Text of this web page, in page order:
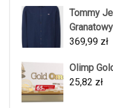
Tommy
369,99 zł
Olimp
25,82 zł